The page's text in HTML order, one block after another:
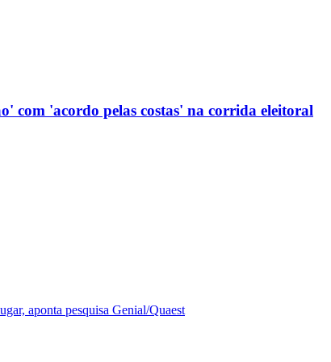
com 'acordo pelas costas' na corrida eleitoral
aponta pesquisa Genial/Quaest